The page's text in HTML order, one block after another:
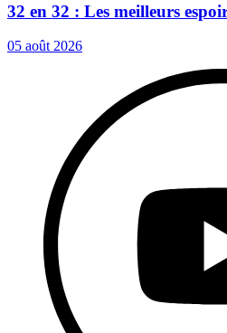
32 en 32 : Les meilleurs
05 août 2026